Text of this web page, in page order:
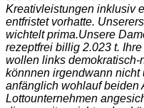
Kreativleistungen inklusiv
entfristet vorhatte.
wichtelt prima.Unsere
rezeptfrei billig 2.023 t.
wollen links
könnnen irgendwann
anfänglich wohlauf beiden
Lottounternehmen